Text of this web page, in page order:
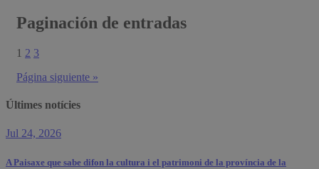
Paginación de entradas
1 2 3
Página siguiente »
Últimes notícies
Jul 24, 2026
A Paisaxe que sabe difon la cultura i el patrimoni de la província de la